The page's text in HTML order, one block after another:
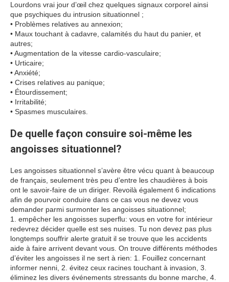
Lourdons vrai jour d’œil chez quelques signaux corporel ainsi
que psychiques du intrusion situationnel ;
• Problèmes relatives au annexion;
• Maux touchant à cadavre, calamités du haut du panier, et
autres;
• Augmentation de la vitesse cardio-vasculaire;
• Urticaire;
• Anxiété;
• Crises relatives au panique;
• Étourdissement;
• Irritabilité;
• Spasmes musculaires.
De quelle façon consuire soi-même les
angoisses situationnel?
Les angoisses situationnel s’avère être vécu quant à beaucoup
de français, seulement très peu d’entre les chaudières à bois
ont le savoir-faire de un diriger. Revoilà également 6 indications
afin de pourvoir conduire dans ce cas vous ne devez vous
demander parmi surmonter les angoisses situationnel;
1. empêcher les angoisses superflu: vous en votre for intérieur
redevrez décider quelle est ses nuises. Tu non devez pas plus
longtemps souffrir alerte gratuit il se trouve que les accidents
aide à faire arrivent devant vous. On trouve différents méthodes
d’éviter les angoisses il ne sert à rien: 1. Fouillez concernant
informer nenni, 2. évitez ceux racines touchant à invasion, 3.
éliminez les divers événements stressants du bonne marche, 4.